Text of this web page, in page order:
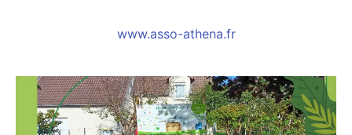
www.asso-athena.fr